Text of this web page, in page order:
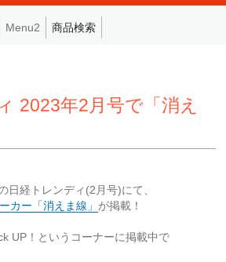
Menu2 商品検索
2023年2月号で「消え
経トレンディ(2月号)にて、
カー「消えま線」 が掲載！
UP！というコーナーに掲載中で